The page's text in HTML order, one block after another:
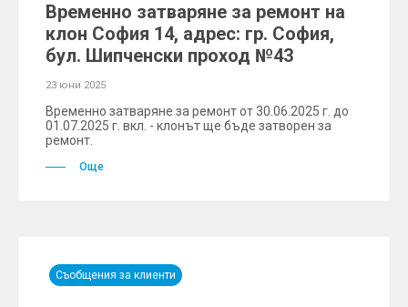
Временно затваряне за ремонт на
клон София 14, адрес: гр. София,
бул. Шипченски проход №43
23 юни 2025
Временно затваряне за ремонт от 30.06.2025 г. до
01.07.2025 г. вкл. - клонът ще бъде затворен за
ремонт.
Още
Съобщения за клиенти